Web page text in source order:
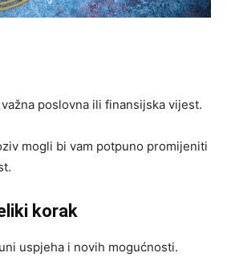
poslovna ili finansijska vijest.
mogli bi vam potpuno promijeniti
korak
uspjeha i novih mogućnosti.